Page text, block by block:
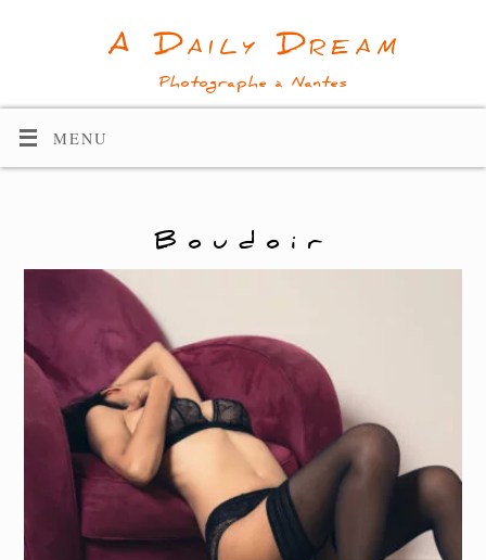
A Daily Dream
Photographe à Nantes
MENU
Boudoir